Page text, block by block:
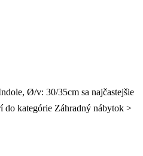
Ø/v: 30/35cm sa najčastejšie
do kategórie Záhradný nábytok >